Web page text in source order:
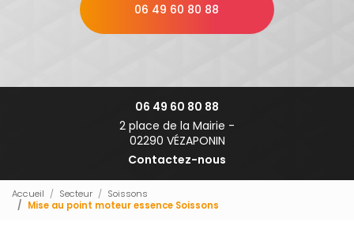
06 49 60 80 88
06 49 60 80 88
2 place de la Mairie -
02290 VÉZAPONIN
Contactez-nous
Accueil Secteur
Soissons
Mise au point moteur essence Soissons